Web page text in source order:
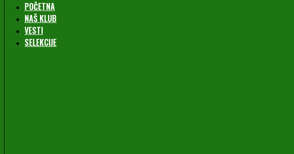
POČETNA
NAŠ KLUB
VESTI
SELEKCIJE